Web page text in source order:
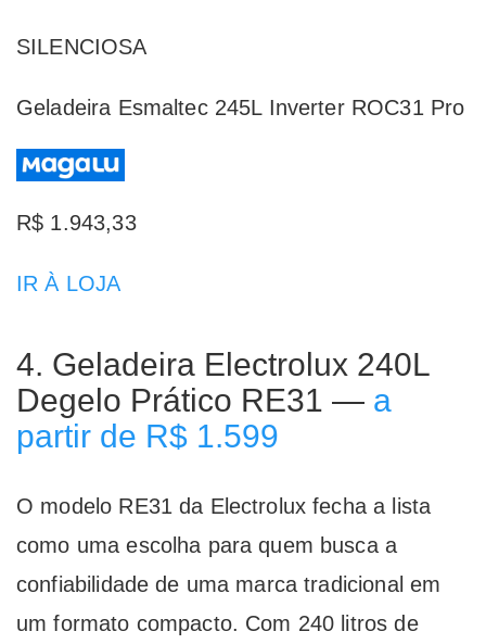
SILENCIOSA
Geladeira Esmaltec 245L Inverter ROC31 Pro
R$ 1.943,33
IR À LOJA
4. Geladeira Electrolux 240L
Degelo Prático RE31 — a
partir de R$ 1.599
O modelo RE31 da Electrolux fecha a lista
como uma escolha para quem busca a
confiabilidade de uma marca tradicional em
um formato compacto. Com 240 litros de